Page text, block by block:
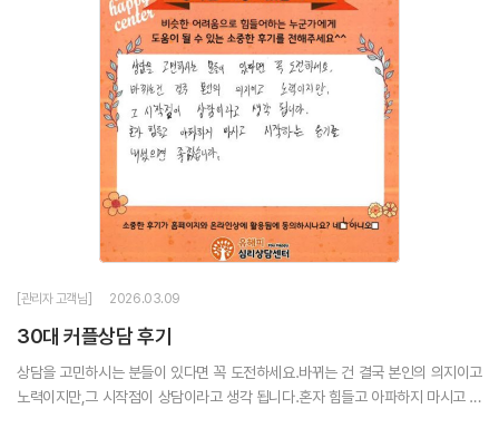
[관리자 고객님] 2026.03.09
30대 커플상담 후기
상담을 고민하시는 분들이 있다면 꼭 도전하세요.바뀌는 건 결국 본인의 의지이고
노력이지만,그 시작점이 상담이라고 생각 됩니다.혼자 힘들고 아파하지 마시고 시